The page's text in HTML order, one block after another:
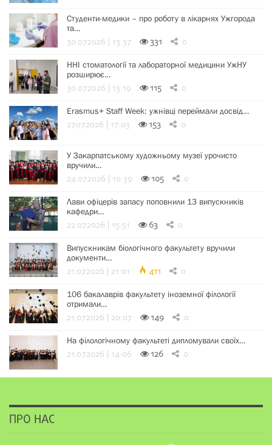
Студенти-медики – про роботу в лікарнях Ужгорода
та…
30.07.2026 | 13:37 331 0
ННІ стоматології та лабораторної медицини УжНУ
розширює…
30.07.2026 | 13:19 115 0
Erasmus+ Staff Week: ужнівці переймали досвід…
27.07.2026 | 17:03 153 0
У Закарпатському художньому музеї урочисто
вручили…
24.07.2026 | 10:39 105 0
Лави офіцерів запасу поповнили 13 випускників
кафедри…
22.07.2026 | 15:51 63 0
Випускникам біологічного факультету вручили
документи…
21.07.2026 | 21:01 411 0
106 бакалаврів факультету іноземної філології
отримали…
21.07.2026 | 20:07 149 0
На філологічному факультеті дипломували своїх…
21.07.2026 | 14:06 126 0
ПРО НАС